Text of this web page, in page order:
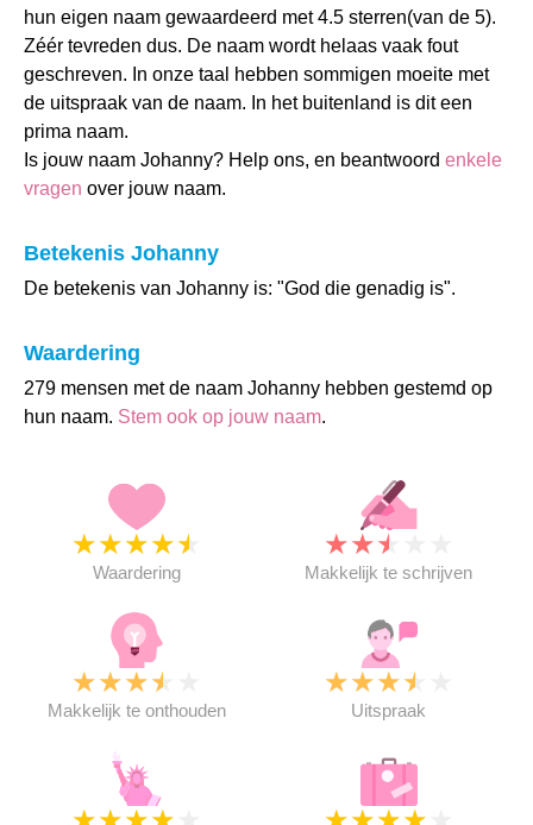
hun eigen naam gewaardeerd met 4.5 sterren(van de 5).
Zéér tevreden dus. De naam wordt helaas vaak fout
geschreven. In onze taal hebben sommigen moeite met
de uitspraak van de naam. In het buitenland is dit een
prima naam.
Is jouw naam Johanny? Help ons, en beantwoord enkele
vragen over jouw naam.
Betekenis Johanny
De betekenis van Johanny is: "God die genadig is".
Waardering
279 mensen met de naam Johanny hebben gestemd op
hun naam. Stem ook op jouw naam.
★★★★★
Waardering
★★★
Makkelijk te schrijven
★★★★
Makkelijk te onthouden
★★★★
Uitspraak